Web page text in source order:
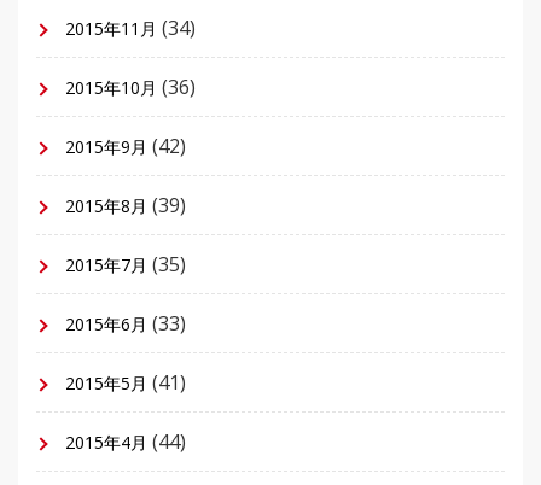
2015年11月 (34)
2015年10月 (36)
2015年9月 (42)
2015年8月 (39)
2015年7月 (35)
2015年6月 (33)
2015年5月 (41)
2015年4月 (44)